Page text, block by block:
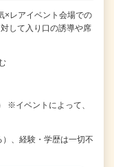
×レアイベント会場での
して入り口の誘導や席
※イベントによって、
、経験・学歴は一切不